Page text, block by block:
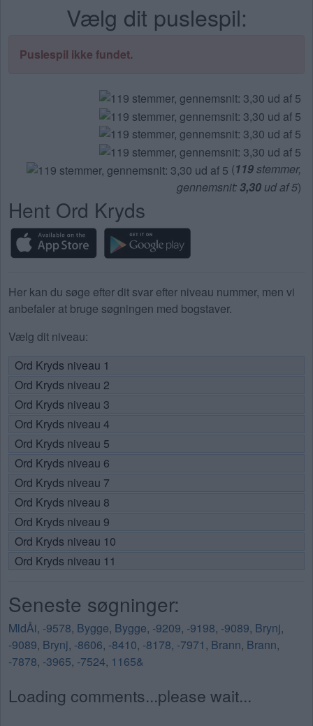
bogstaverne
Vælg dit puslespil:
Puslespil ikke fundet.
(119stemmer,
gennemsnit:3,30 ud af 5)
Hent Ord Kryds
Her kan du søge efter dit svar efter niveau nummer, men vi
anbefaler at bruge søgningen med bogstaver.
Vælg dit niveau:
Ord Kryds niveau 1
Ord Kryds niveau 2
Ord Kryds niveau 3
Ord Kryds niveau 4
Ord Kryds niveau 5
Ord Kryds niveau 6
Ord Kryds niveau 7
Ord Kryds niveau 8
Ord Kryds niveau 9
Ord Kryds niveau 10
Ord Kryds niveau 11
Seneste søgninger:
MldÅi, -9578, Bygge, Bygge, -9209, -9198, -9089, Brynj,
-9089, Brynj, -8606, -8410, -8178, -7971, Brann, Brann,
-7878, -3965, -7524, 1165&
Loading comments...please wait...